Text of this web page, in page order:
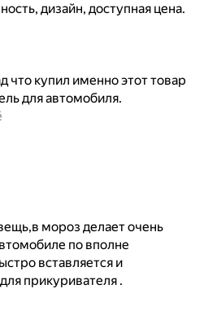
дизайн, доступная цена.
что купил именно этот товар
для автомобиля.
мороз делает очень
по вполне
вставляется и
прикуривателя .